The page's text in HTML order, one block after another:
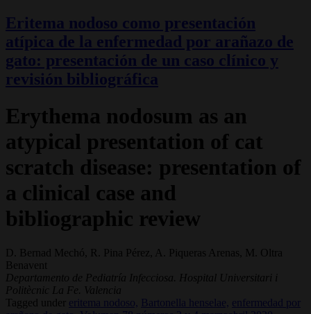
Eritema nodoso como presentación
atípica de la enfermedad por arañazo de
gato: presentación de un caso clínico y
revisión bibliográfica
Erythema nodosum as an
atypical presentation of cat
scratch disease: presentation of
a clinical case and
bibliographic review
D. Bernad Mechó, R. Pina Pérez, A. Piqueras Arenas, M. Oltra
Benavent
Departamento de Pediatría Infecciosa. Hospital Universitari i
Politècnic La Fe. Valencia
Tagged under
eritema nodoso, Bartonella henselae, enfermedad por